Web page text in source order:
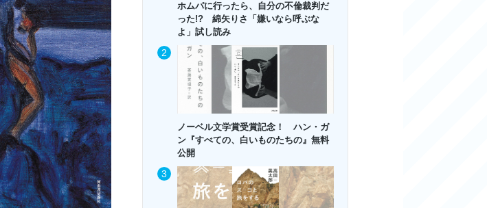
ホムパに行ったら、自分の不倫裁判だ
った!? 綿矢りさ「嫌いなら呼ぶな
よ」試し読み
ノーベル文学賞受賞記念！ ハン・ガ
ン『すべての、白いものたちの』無料
公開